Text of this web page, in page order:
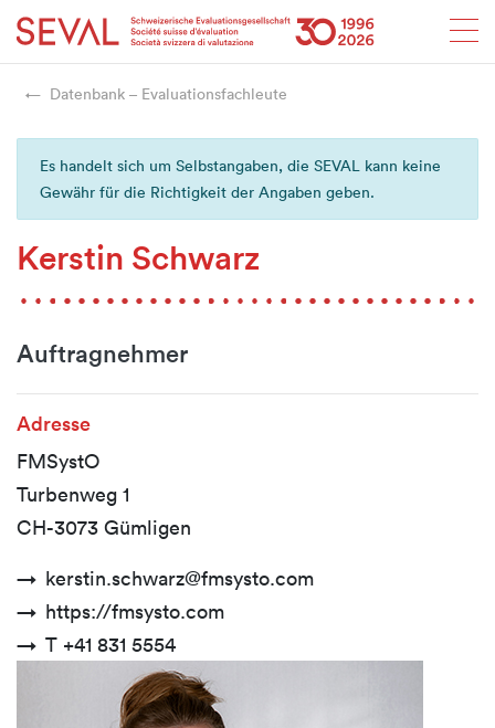
Startseite
Weiter zur Hauptnavigation
Weiter zum Inhalt
Weiter zur Kontaktseite
Weiter zur Sitemap
Weiter zur Suche
Weiter zum Login SEVAL
Datenbank – Evaluationsfachleute
Es handelt sich um Selbstangaben, die SEVAL kann keine
Gewähr für die Richtigkeit der Angaben geben.
Kerstin Schwarz
Auftragnehmer
Adresse
FMSystO
Turbenweg 1
CH-3073 Gümligen
kerstin.schwarz@fmsysto.com
https://fmsysto.com
T +41 831 5554